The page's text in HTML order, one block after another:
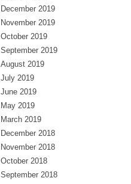
December 2019
November 2019
October 2019
September 2019
August 2019
July 2019
June 2019
May 2019
March 2019
December 2018
November 2018
October 2018
September 2018